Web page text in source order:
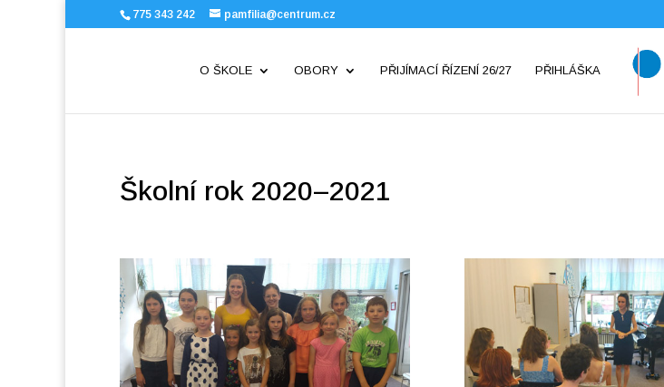
775 343 242 pamfilia@centrum.cz
O ŠKOLE OBORY PŘIJÍMACÍ ŘÍZENÍ 26/27 PŘIHLÁŠKA
Školní rok 2020–2021